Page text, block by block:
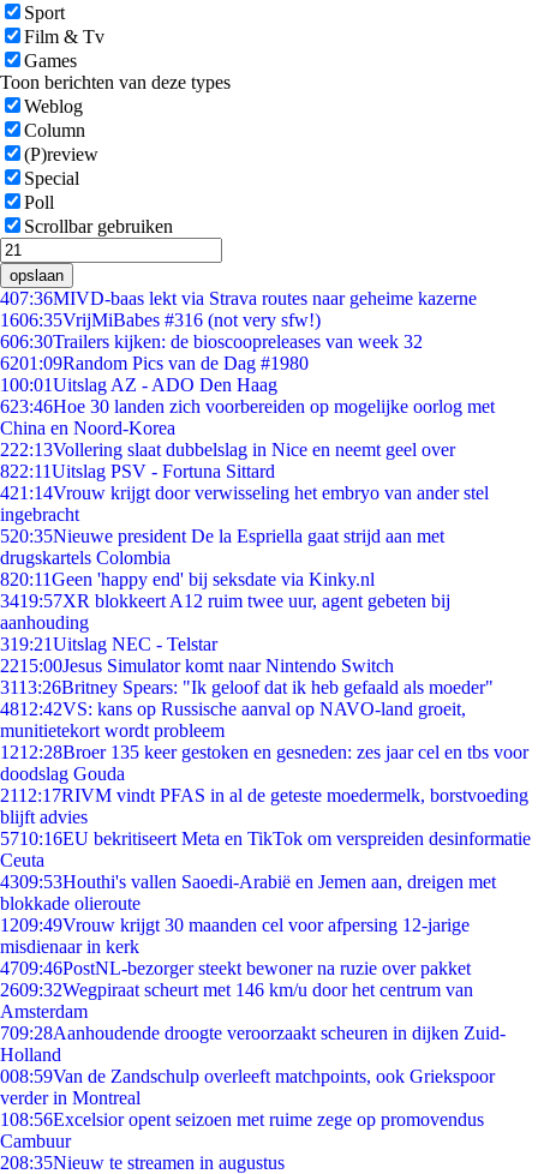
Sport
Film & Tv
Games
Toon berichten van deze types
Weblog
Column
(P)review
Special
Poll
Scrollbar gebruiken
opslaan
407:36MIVD-baas lekt via Strava routes naar geheime kazerne
1606:35VrijMiBabes #316 (not very sfw!)
606:30Trailers kijken: de bioscoopreleases van week 32
6201:09Random Pics van de Dag #1980
100:01Uitslag AZ - ADO Den Haag
623:46Hoe 30 landen zich voorbereiden op mogelijke oorlog met
China en Noord-Korea
222:13Vollering slaat dubbelslag in Nice en neemt geel over
822:11Uitslag PSV - Fortuna Sittard
421:14Vrouw krijgt door verwisseling het embryo van ander stel
ingebracht
520:35Nieuwe president De la Espriella gaat strijd aan met
drugskartels Colombia
820:11Geen 'happy end' bij seksdate via Kinky.nl
3419:57XR blokkeert A12 ruim twee uur, agent gebeten bij
aanhouding
319:21Uitslag NEC - Telstar
2215:00Jesus Simulator komt naar Nintendo Switch
3113:26Britney Spears: "Ik geloof dat ik heb gefaald als moeder"
4812:42VS: kans op Russische aanval op NAVO-land groeit,
munitietekort wordt probleem
1212:28Broer 135 keer gestoken en gesneden: zes jaar cel en tbs voor
doodslag Gouda
2112:17RIVM vindt PFAS in al de geteste moedermelk, borstvoeding
blijft advies
5710:16EU bekritiseert Meta en TikTok om verspreiden desinformatie
Ceuta
4309:53Houthi's vallen Saoedi-Arabië en Jemen aan, dreigen met
blokkade olieroute
1209:49Vrouw krijgt 30 maanden cel voor afpersing 12-jarige
misdienaar in kerk
4709:46PostNL-bezorger steekt bewoner na ruzie over pakket
2609:32Wegpiraat scheurt met 146 km/u door het centrum van
Amsterdam
709:28Aanhoudende droogte veroorzaakt scheuren in dijken Zuid-
Holland
008:59Van de Zandschulp overleeft matchpoints, ook Griekspoor
verder in Montreal
108:56Excelsior opent seizoen met ruime zege op promovendus
Cambuur
208:35Nieuw te streamen in augustus